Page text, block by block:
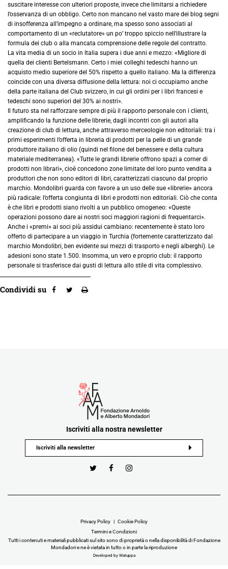
suscitare interesse con ulteriori proposte, invece che limitarsi a richiedere
l’osservanza di un obbligo. Certo non mancano nel vasto mare dei blog segni
di insofferenza all’impegno a ordinare, ma spesso sono associati al
comportamento di un «reclutatore» un po’ troppo spiccio nell’illustrare la
formula dei club o alla mancata comprensione delle regole del contratto.
La vita media di un socio in Italia supera i due anni e mezzo: «Migliore di
quella dei clienti Bertelsmann. Certo i miei colleghi tedeschi hanno un
acquisto medio superiore del 50% rispetto a quello italiano. Ma la differenza
coincide con una diversa diffusione della lettura: noi ci occupiamo anche
della parte italiana del Club svizzero, in cui gli ordini per i libri francesi e
tedeschi sono superiori del 30% ai nostri».
Il futuro sta nel rafforzare sempre di più il rapporto personale con i clienti,
amplificando la funzione delle librerie, dagli incontri con gli autori alla
creazione di club di lettura, anche attraverso merceologie non editoriali: tra i
primi esperimenti l’offerta in libreria di prodotti per la pelle di un grande
produttore italiano di olio (quindi nel filone del benessere e della cultura
materiale mediterranea). «Tutte le grandi librerie offrono spazi a corner di
prodotti non librari», cioè concedono zone limitate del loro punto vendita a
produttori che non sono editori di libri, caratterizzati ciascuno dal proprio
marchio. Mondolibri guarda con favore a un uso delle sue «librerie» ancora
più radicale: l’offerta congiunta di libri e prodotti non editoriali. Ciò che conta
è che libri e prodotti siano rivolti a un pubblico omogeneo: «Queste
operazioni possono dare ai nostri soci maggiori ragioni di frequentarci».
Anche i «premi» ai soci più assidui cambiano: recentemente è stato loro
offerto di partecipare a un viaggio in Turchia (fortemente caratterizzato dal
marchio Mondolibri, ben evidente sui mezzi di trasporto e negli alberghi). Le
adesioni sono state 1.500. Insomma, un vero e proprio club: il rapporto
personale si trasferisce dai gusti di lettura allo stile di vita complessivo.
Condividi su
Iscriviti alla nostra newsletter
Privacy Policy
Cookie Policy
Termini e Condizioni
Tutti i contenuti e materiali pubblicati sul sito sono di proprietà o nella disponibilità di Fondazione
Mondadori e ne è vietata in tutto o in parte la riproduzione
Developed by Watuppa